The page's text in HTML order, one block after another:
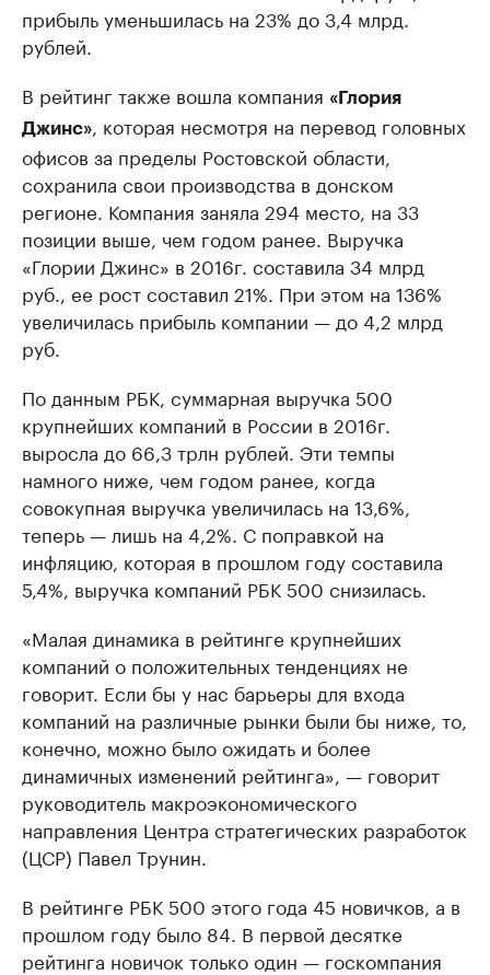
прибыль уменьшилась на 23% до 3,4 млрд.
рублей.
В рейтинг также вошла компания «Глория
Джинс»
, которая несмотря на перевод головных
офисов за пределы Ростовской области,
сохранила свои производства в донском
регионе. Компания заняла 294 место, на 33
позиции выше, чем годом ранее. Выручка
«Глории Джинс» в 2016г. составила 34 млрд
руб., ее рост составил 21%. При этом на 136%
увеличилась прибыль компании — до 4,2 млрд
руб.
По данным РБК, суммарная выручка 500
крупнейших компаний в России в 2016г.
выросла до 66,3 трлн рублей. Эти темпы
намного ниже, чем годом ранее, когда
совокупная выручка увеличилась на 13,6%,
теперь — лишь на 4,2%. С поправкой на
инфляцию, которая в прошлом году составила
5,4%, выручка компаний РБК 500 снизилась.
«Малая динамика в рейтинге крупнейших
компаний о положительных тенденциях не
говорит. Если бы у нас барьеры для входа
компаний на различные рынки были бы ниже, то,
конечно, можно было ожидать и более
динамичных изменений рейтинга», — говорит
руководитель макроэкономического
направления Центра стратегических разработок
(ЦСР) Павел Трунин.
В рейтинге РБК 500 этого года 45 новичков, а в
прошлом году было 84. В первой десятке
рейтинга новичок только один — госкомпания